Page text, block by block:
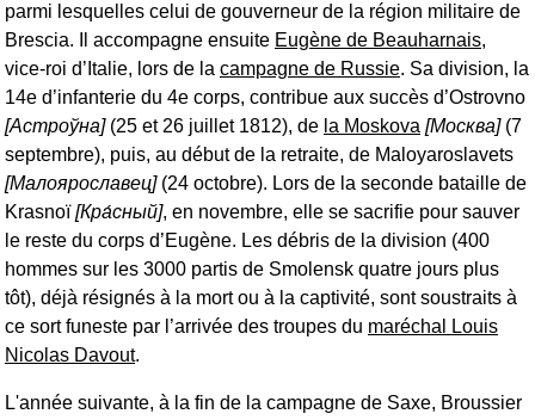
parmi lesquelles celui de gouverneur de la région militaire de
Brescia. Il accompagne ensuite Eugène de Beauharnais,
vice-roi d’Italie, lors de la campagne de Russie. Sa division, la
14e d’infanterie du 4e corps, contribue aux succès d’Ostrovno
[Астроўна](25 et 26 juillet 1812), de la Moskova [Москва](7
septembre), puis, au début de la retraite, de Maloyaroslavets
[Малоярославец](24 octobre). Lors de la seconde bataille de
Krasnoï[Кра́сный], en novembre, elle se sacrifie pour sauver
le reste du corps d’Eugène. Les débris de la division (400
hommes sur les 3000 partis de Smolensk quatre jours plus
tôt), déjà résignés à la mort ou à la captivité, sont soustraits à
ce sort funeste par l’arrivée des troupes du maréchal Louis
Nicolas Davout.
L'année suivante, à la fin de la campagne de Saxe, Broussier